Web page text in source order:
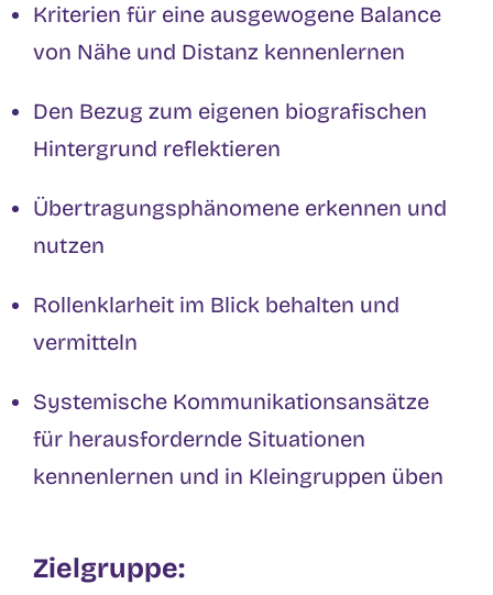
Kriterien für eine ausgewogene Balance
von Nähe und Distanz kennenlernen
Den Bezug zum eigenen biografischen
Hintergrund reflektieren
Übertragungsphänomene erkennen und
nutzen
Rollenklarheit im Blick behalten und
vermitteln
Systemische Kommunikationsansätze
für herausfordernde Situationen
kennenlernen und in Kleingruppen üben
Zielgruppe: